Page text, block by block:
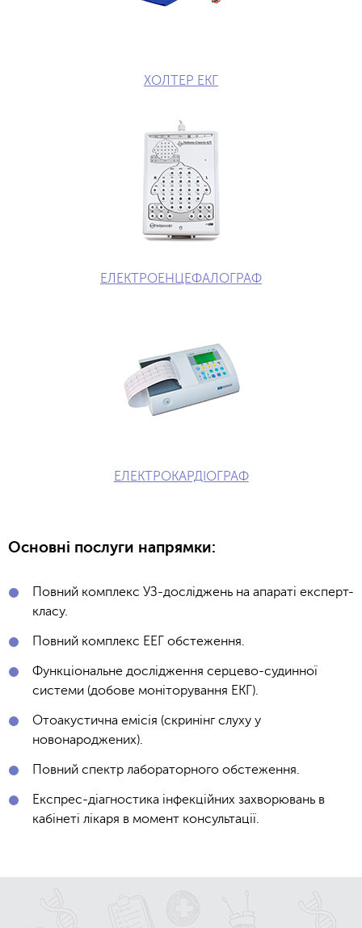
ХОЛТЕР ЕКГ
ЕЛЕКТРОЕНЦЕФАЛОГРАФ
ЕЛЕКТРОКАРДІОГРАФ
Основні послуги напрямки:
Повний комплекс УЗ-досліджень на апараті експерт-
класу.
Повний комплекс ЕЕГ обстеження.
Функціональне дослідження серцево-судинної
системи (добове моніторування ЕКГ).
Отоакустична емісія (скринінг слуху у
новонароджених).
Повний спектр лабораторного обстеження.
Експрес-діагностика інфекційних захворювань в
кабінеті лікаря в момент консультації.